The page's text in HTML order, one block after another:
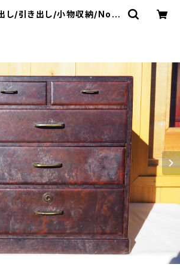
し/引き出し/小物収納/No.0